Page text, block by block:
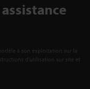
à son exploitation sur la
d'utilisation sur site et